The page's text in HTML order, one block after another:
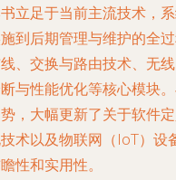
立足于当前主流技术，
到后期管理与维护的全
、交换与路由技术、无
与性能优化等核心模块
，大幅更新了关于软件
术以及物联网（IoT）设
性和实用性。